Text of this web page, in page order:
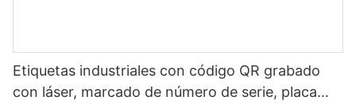
Etiquetas industriales con código QR grabado
con láser, marcado de número de serie, placa